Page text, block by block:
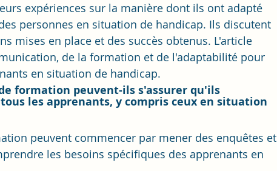
expériences sur la manière dont ils ont adapté
personnes en situation de handicap. Ils discutent
mises en place et des succès obtenus. L'article
de la formation et de l'adaptabilité pour
en situation de handicap.
formation peuvent-ils s'assurer qu'ils
les apprenants, y compris ceux en situation
peuvent commencer par mener des enquêtes et
les besoins spécifiques des apprenants en